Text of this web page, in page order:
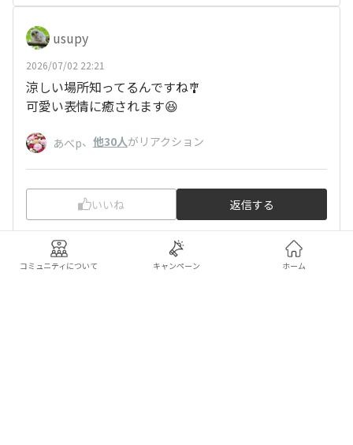
usupy
2026/07/02 22:21
涼しい場所知ってるんですね🎐
可愛い表情に癒されます😆
あべp、 他30人がリアクション
いいね 返信する
コミュニティについて キャンペーン ホーム